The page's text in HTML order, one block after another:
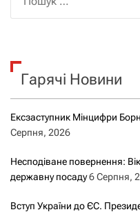
к
Гарячі Новини
Ексзаступник Мінцифри
Серпня, 2026
Несподіване повернення:
державну посаду6 Серпня,
Вступ України до ЄС.